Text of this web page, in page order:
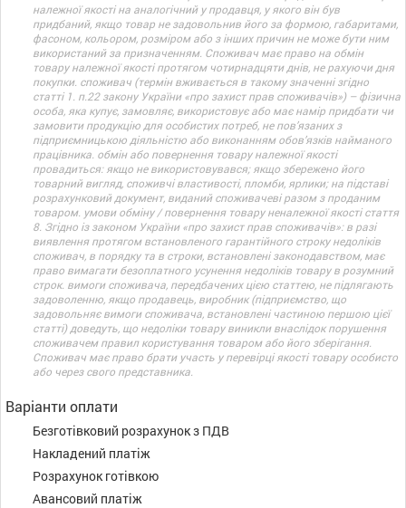
належної якості на аналогічний у продавця, у якого він був
придбаний, якщо товар не задовольнив його за формою, габаритами,
фасоном, кольором, розміром або з інших причин не може бути ним
використаний за призначенням. Споживач має право на обмін
товару належної якості протягом чотирнадцяти днів, не рахуючи дня
покупки. споживач (термін вживається в такому значенні згідно
статті 1. п.22 закону України «про захист прав споживачів») – фізична
особа, яка купує, замовляє, використовує або має намір придбати чи
замовити продукцію для особистих потреб, не пов’язаних з
підприємницькою діяльністю або виконанням обов’язків найманого
працівника. обмін або повернення товару належної якості
провадиться: якщо не використовувався; якщо збережено його
товарний вигляд, споживчі властивості, пломби, ярлики; на підставі
розрахунковий документ, виданий споживачеві разом з проданим
товаром. умови обміну / повернення товару неналежної якості стаття
8. Згідно із законом України «про захист прав споживачів»: в разі
виявлення протягом встановленого гарантійного строку недоліків
споживач, в порядку та в строки, встановлені законодавством, має
право вимагати безоплатного усунення недоліків товару в розумний
строк. вимоги споживача, передбачених цією статтею, не підлягають
задоволенню, якщо продавець, виробник (підприємство, що
задовольняє вимоги споживача, встановлені частиною першою цієї
статті) доведуть, що недоліки товару виникли внаслідок порушення
споживачем правил користування товаром або його зберігання.
Споживач має право брати участь у перевірці якості товару особисто
або через свого представника.
Варіанти оплати
Безготівковий розрахунок з ПДВ
Накладений платіж
Розрахунок готівкою
Авансовий платіж